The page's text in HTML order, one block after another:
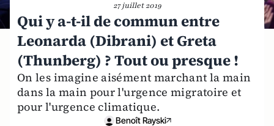
27 juillet 2019
Qui y a-t-il de commun entre
Leonarda (Dibrani) et Greta
(Thunberg) ? Tout ou presque !
On les imagine aisément marchant la main
dans la main pour l'urgence migratoire et
pour l'urgence climatique.
Benoît Rayski